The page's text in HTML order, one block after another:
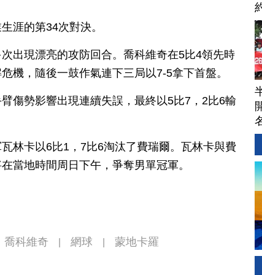
涯的第34次對決。
出現漂亮的攻防回合。喬科維奇在5比4領先時
機，隨後一鼓作氣連下三局以7-5拿下首盤。
傷勢影響出現連續失誤，最終以5比7，2比6輸
林卡以6比1，7比6淘汰了費瑞爾。瓦林卡與費
當地時間周日下午，爭奪男單冠軍。
喬科維奇 網球 蒙地卡羅